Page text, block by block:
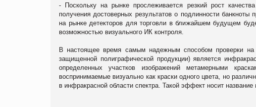
- Поскольку на рынке прослеживается резкий рост
получения достоверных результатов о подлинности
на рынке детекторов для торговли в ближайшем будущем
возможностью визуального ИК контроля.
В настоящее время самым надежным способом проверки на
защищенной полиграфической продукции) является
определенных участков изображений метамерными
воспринимаемые визуально как краски одного цвета, но
в инфракрасной области спектра. Такой эффект носит